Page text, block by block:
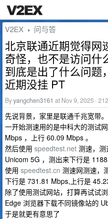
V2EX › 问与答
北京联通近期觉得网
奇怪，也不是访问什
到底是出了什么问题
近期没挂 PT
Byyangchen3161 at Nov 9, 2025 ·
先说背景，家里是联通千兆宽带
一开始测速用的是中科大的测试
Mbps ，上行 60.09 Mbps 。
然后使用 speedtest.net 测速，
Unicom 5G ，测出来下行是
使用 speedtest.cn 测速网测速，
下行是 731.81 Mbps,上行是
除了使用测试网站，打算再试试
Edge 浏览器下载不同镜像站的
于是就更有意思了